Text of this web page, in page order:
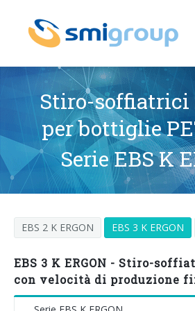
Profilo
Chi siamo
Mission
Storia
Filiali
Governance
Codice Etico
Qualità, Ambiente e Sicurezza
General Data Protection Regulation
Bottiglie senza etichetta
rPET
Tappi ancorati
Prodotti
LINEE DI IMBOTTIGLIAMENTO
Linee complete
SOFFIATRICI PER BOTTIGLIE PET/
After sales
Portale Smyzone
Media center
Stiro-
per bottiglie
Serie EBS K
EBS 2 K ERGON EBS 3 K ERGON
EBS 3 K ERGON - Stiro-
con velocità di produzione